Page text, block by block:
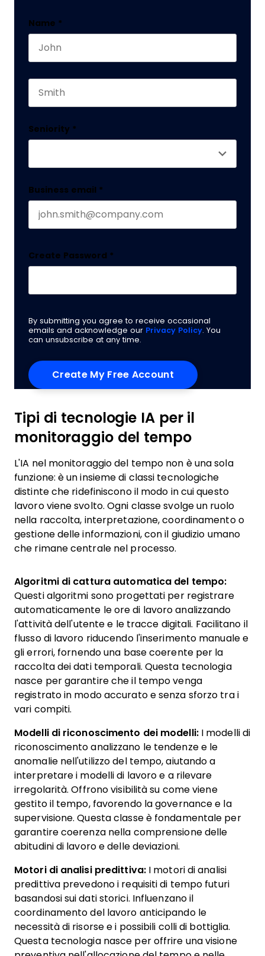
X/Twitter
Name *
Seniority *
Business email *
Create Password *
By submitting you agree to receive occasional
emails and acknowledge our Privacy Policy. You
can unsubscribe at any time.
Tipi di tecnologie IA per il
monitoraggio del tempo
L'IA nel monitoraggio del tempo non è una sola
funzione: è un insieme di classi tecnologiche
distinte che ridefiniscono il modo in cui questo
lavoro viene svolto. Ogni classe svolge un ruolo
nella raccolta, interpretazione, coordinamento o
gestione delle informazioni, con il giudizio umano
che rimane centrale nel processo.
Algoritmi di cattura automatica del tempo:
Questi algoritmi sono progettati per registrare
automaticamente le ore di lavoro analizzando
l'attività dell'utente e le tracce digitali. Facilitano il
flusso di lavoro riducendo l'inserimento manuale e
gli errori, fornendo una base coerente per la
raccolta dei dati temporali. Questa tecnologia
nasce per garantire che il tempo venga
registrato in modo accurato e senza sforzo tra i
vari compiti.
Modelli di riconoscimento dei modelli:I modelli di
riconoscimento analizzano le tendenze e le
anomalie nell'utilizzo del tempo, aiutando a
interpretare i modelli di lavoro e a rilevare
irregolarità. Offrono visibilità su come viene
gestito il tempo, favorendo la governance e la
supervisione. Questa classe è fondamentale per
garantire coerenza nella comprensione delle
abitudini di lavoro e delle deviazioni.
Motori di analisi predittiva:I motori di analisi
predittiva prevedono i requisiti di tempo futuri
basandosi sui dati storici. Influenzano il
coordinamento del lavoro anticipando le
necessità di risorse e i possibili colli di bottiglia.
Questa tecnologia nasce per offrire una visione